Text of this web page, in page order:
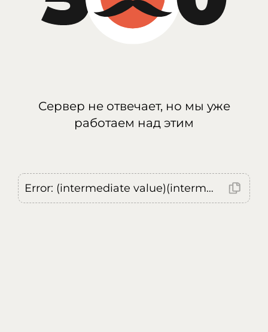
Сервер не отвечает, но мы уже
работаем над этим
Error: (intermediate value)(intermediate value)(intermediate value).replaceAll is not a function